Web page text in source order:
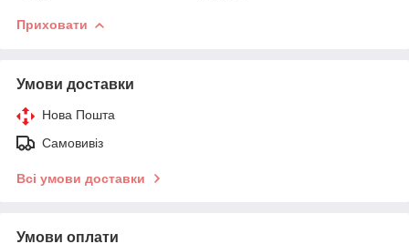
Приховати
Умови доставки
Нова Пошта
Самовивіз
Всі умови доставки
Умови оплати